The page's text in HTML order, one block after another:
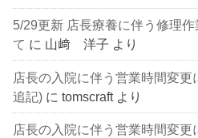
5/29更新 店長療養に伴う修理
て に 山﨑 洋子 より
店長の入院に伴う営業時間変
追記) にtomscraftより
店長の入院に伴う営業時間変